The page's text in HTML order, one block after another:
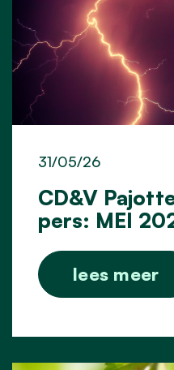
CD&V
pers: MEI
31/05/26
lees meer